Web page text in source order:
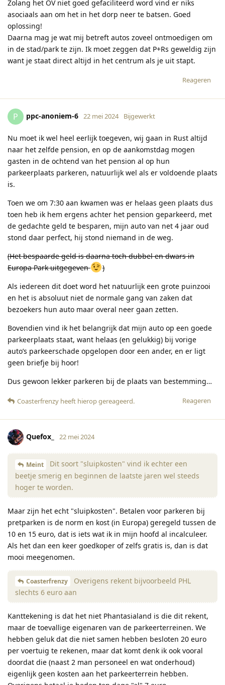
Zolang het OV niet goed gefaciliteerd word vind er niks
asociaals aan om het in het dorp neer te batsen. Goed
oplossing!
Daarna mag je wat mij betreft autos zoveel ontmoedigen om
in de stad/park te zijn. Ik moet zeggen dat P+Rs geweldig zijn
want je staat direct altijd in het centrum als je uit stapt.
Reageren
P ppc-anoniem-6 22 mei 2024 Bijgewerkt
Nu moet ik wel heel eerlijk toegeven, wij gaan in Rust altijd
naar het zelfde pension, en op de aankomstdag mogen
gasten in de ochtend van het pension al op hun
parkeerplaats parkeren, natuurlijk wel als er voldoende plaats
is.
Toen we om 7:30 aan kwamen was er helaas geen plaats dus
toen heb ik hem ergens achter het pension geparkeerd, met
de gedachte geld te besparen, mijn auto van net 4 jaar oud
stond daar perfect, hij stond niemand in de weg.
(Het bespaarde geld is daarna toch dubbel en dwars in
Europa Park uitgegeven
)
Als iedereen dit doet word het natuurlijk een grote puinzooi
en het is absoluut niet de normale gang van zaken dat
bezoekers hun auto maar overal neer gaan zetten.
Bovendien vind ik het belangrijk dat mijn auto op een goede
parkeerplaats staat, want helaas (en gelukkig) bij vorige
auto’s parkeerschade opgelopen door een ander, en er ligt
geen briefje bij hoor!
Dus gewoon lekker parkeren bij de plaats van bestemming…
Reageren
Coasterfrenzy heeft hierop gereageerd.
Quefox_ 22 mei 2024
Meint
Dit soort "sluipkosten" vind ik echter een
beetje smerig en beginnen de laatste jaren wel steeds
hoger te worden.
Maar zijn het echt "sluipkosten". Betalen voor parkeren bij
pretparken is de norm en kost (in Europa) geregeld tussen de
10 en 15 euro, dat is iets wat ik in mijn hoofd al incalculeer.
Als het dan een keer goedkoper of zelfs gratis is, dan is dat
mooi meegenomen.
Coasterfrenzy
Overigens rekent bijvoorbeeld PHL
slechts 6 euro aan
Kanttekening is dat het niet Phantasialand is die dit rekent,
maar de toevallige eigenaren van de parkeerterreinen. We
hebben geluk dat die niet samen hebben besloten 20 euro
per voertuig te rekenen, maar dat komt denk ik ook vooral
doordat die (naast 2 man personeel en wat onderhoud)
eigenlijk geen kosten aan het parkeerterrein hebben.